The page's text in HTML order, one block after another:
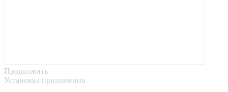
Продолжить
Установка приложения